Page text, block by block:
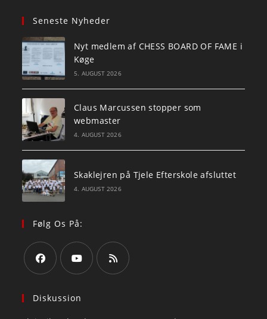
Seneste Nyheder
Nyt medlem af CHESS BOARD OF FAME i
Køge
5. AUGUST 2026
Claus Marcussen stopper som
webmaster
4. AUGUST 2026
Skaklejren på Tjele Efterskole afsluttet
4. AUGUST 2026
Følg Os På:
in
in
Diskussion